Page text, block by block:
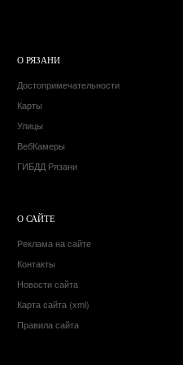
О РЯЗАНИ
Достопримечательности
Карты
Улицы
ВебКамеры
ГИБДД Рязани
О САЙТЕ
Реклама на сайте
Контакты
Новости сайта
Карта сайта (xml)
Правила сайта